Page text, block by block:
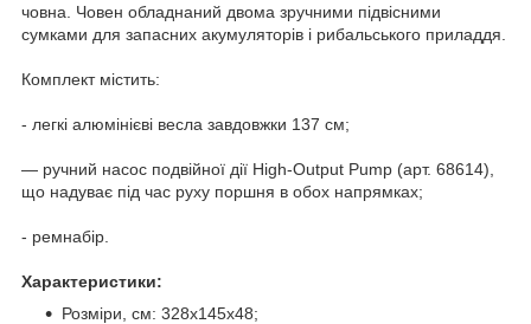
човна. Човен обладнаний двома зручними підвісними
сумками для запасних акумуляторів і рибальського приладдя.
Комплект містить:
- легкі алюмінієві весла завдовжки 137 см;
— ручний насос подвійної дії High-Output Pump (арт. 68614),
що надуває під час руху поршня в обох напрямках;
- ремнабір.
Характеристики:
Розміри, см: 328х145х48;